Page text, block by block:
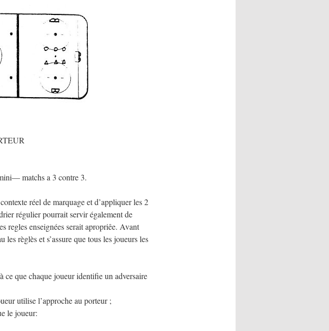
matchs a 3 contre 3.
réel de marquage et d’appliquer les 2
régulier pourrait servir également de
regles enseignées serait apropriêe. Avant
règlès et s’assure que tous les joueurs les
que chaque joueur identifie un adversaire
utilise l’approche au porteur ;
le joueur: